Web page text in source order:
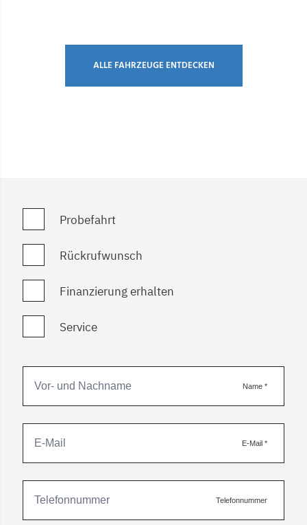
ALLE FAHRZEUGE ENTDECKEN
Probefahrt
Rückrufwunsch
Finanzierung erhalten
Service
Name *
E-Mail *
Telefonnummer